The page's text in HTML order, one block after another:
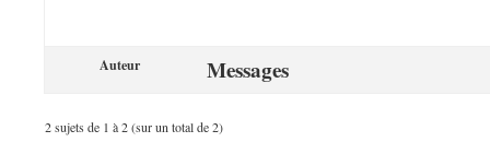
Auteur Messages
2 sujets de 1 à 2 (sur un total de 2)